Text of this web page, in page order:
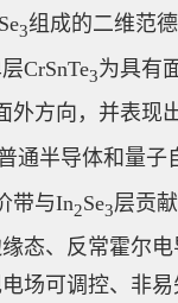
Se3组成的二维范
CrSnTe3为具有
方向，并表现
通半导体和量
带与In2Se3层贡
态、反常霍尔
场可调控、非